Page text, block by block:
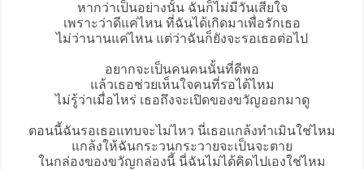
หากว่าเป็นอย่างนั้น ฉันก็ไม่มีวันเสียใจ
เพราะว่าดีแค่ไหน ที่ฉันได้เกิดมาเพื่อรักเธอ
ไม่ว่านานแค่ไหน แต่ว่าฉันก็ยังจะรอเธอต่อไป
อยากจะเป็นคนคนนั้นที่ดีพอ
แล้วเธอช่วยเห็นใจคนที่รอได้ไหม
ไม่รู้ว่าเมื่อไหร่ เธอถึงจะเปิดของขวัญออกมาดู
ตอนนี้ฉันรอเธอแทบจะไม่ไหว นี่เธอแกล้งทำเมินใช่ไหม
แกล้งให้ฉันกระวนกระวายจะเป็นจะตาย
ในกล่องของขวัญกล่องนี้ นี่ฉันไม่ได้คิดไปเองใช่ไหม